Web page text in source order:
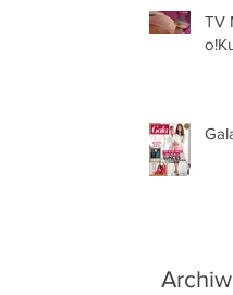
TV